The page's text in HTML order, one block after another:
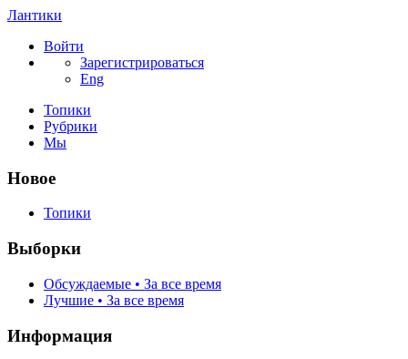
Лантики
Войти
Зарегистрироваться
Eng
Топики
Рубрики
Мы
Новое
Топики
Выборки
Обсуждаемые • За все время
Лучшие • За все время
Информация